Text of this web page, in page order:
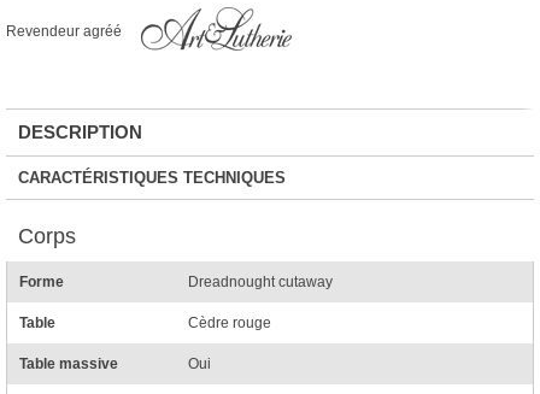
Revendeur agréé
DESCRIPTION
CARACTÉRISTIQUES TECHNIQUES
Corps
Forme Dreadnought cutaway
Table Cèdre rouge
Table massive Oui